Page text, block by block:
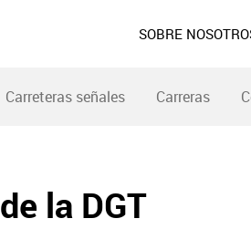
SOBRE
Carreteras señales Carreras
la DGT